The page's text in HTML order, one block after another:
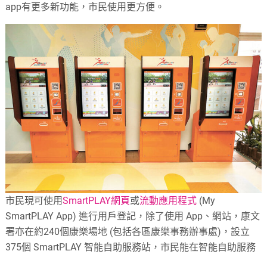
app有更多新功能，市民使用更方便。
市民現可使用SmartPLAY網頁或流動應用程式 (My
SmartPLAY App) 進行用戶登記，除了使用 App、網站，康文
署亦在約240個康樂場地 (包括各區康樂事務辦事處)，設立
375個 SmartPLAY 智能自助服務站，市民能在智能自助服務